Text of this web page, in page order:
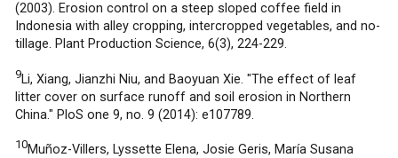
(2003). Erosion control on a steep sloped coffee field in
Indonesia with alley cropping, intercropped vegetables, and no-
tillage. Plant Production Science, 6(3), 224-229.
9Li, Xiang, Jianzhi Niu, and Baoyuan Xie. "The effect of leaf
litter cover on surface runoff and soil erosion in Northern
China." PloS one 9, no. 9 (2014): e107789.
10Muñoz-Villers, Lyssette Elena, Josie Geris, María Susana